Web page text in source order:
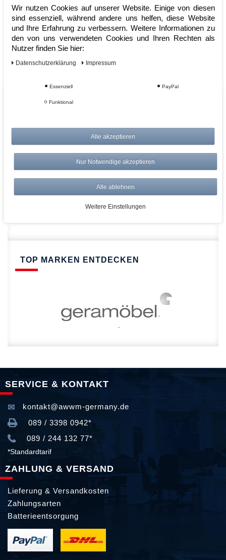
Sofort lieferbar
Vom Profi für Profis - Ihre Vorteile
Versandkostenfrei ab 150€
Risikolos: 14 Tage Rückgabe
Über 20.000 Artikel
Schnelle Lieferung
TOP MARKEN ENTDECKEN
SERVICE & KONTAKT
kontakt@awwm-germany.de
089 / 3398 0942*
089 / 244 132 77*
*Standardtarif
ZAHLUNG & VERSAND
Lieferung & Versandkosten
Zahlungsarten
Batterieentsorgung
Wir nutzen Cookies auf unserer Website. Einige von diesen
sind essenziell, während andere uns helfen, diese Website
und Ihre Erfahrung zu verbessern. Weitere Informationen zu
den von uns verwendeten Cookies und Ihren Rechten als
Nutzer finden Sie hier:
Daten­schutz­erklärung Impressum
Essenziell PayPal
Funktional
Alle akzeptieren
Nur Notwendige akzeptieren
Alle ablehnen
Weitere Einstellungen